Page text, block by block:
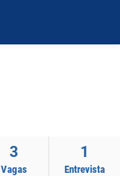
3
Vagas
1
Entrevista